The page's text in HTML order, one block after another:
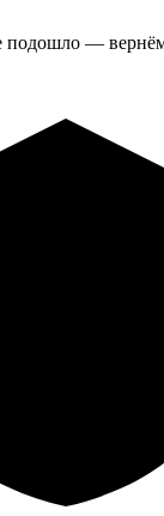
подошло —